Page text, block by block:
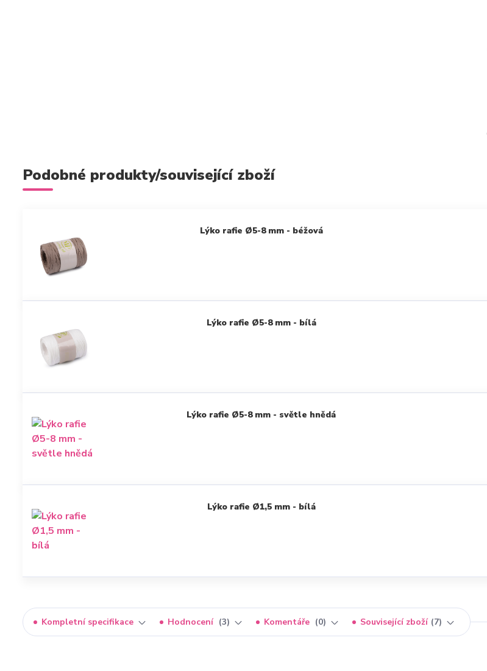
Podobné produkty/související zboží
Lýko rafie Ø5-8 mm - béžová
Lýko rafie Ø5-8 mm - bílá
Lýko rafie Ø5-8 mm - světle hnědá
Lýko rafie Ø1,5 mm - bílá
Kompletní specifikace Hodnocení 3 Komentáře 0 Související zboží 7